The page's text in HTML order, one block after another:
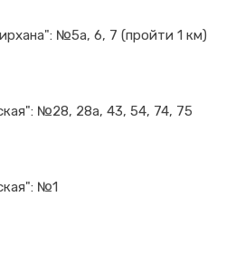
№5а, 6, 7 (пройти 1 км)
№28, 28а, 43, 54, 74, 75
№1